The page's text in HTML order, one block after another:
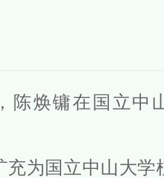
陈焕镛在国立中
充为国立中山大学